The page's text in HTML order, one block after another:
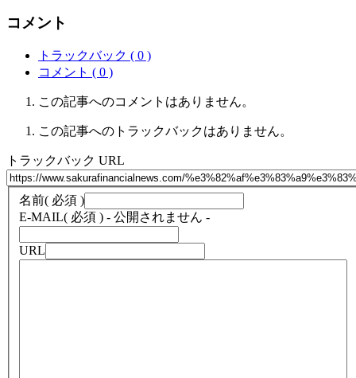
コメント
トラックバック ( 0 )
コメント ( 0 )
この記事へのコメントはありません。
この記事へのトラックバックはありません。
トラックバック URL
名前( 必須 )
E-MAIL( 必須 ) - 公開されません -
URL